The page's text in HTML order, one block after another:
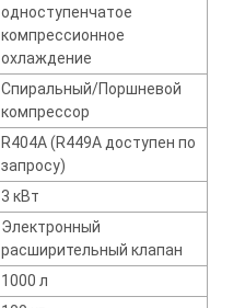
одноступенчатое
компрессионное
охлаждение
Спиральный/Поршневой
компрессор
R404A (R449A доступен по
запросу)
3 кВт
Электронный
расширительный клапан
1000 л